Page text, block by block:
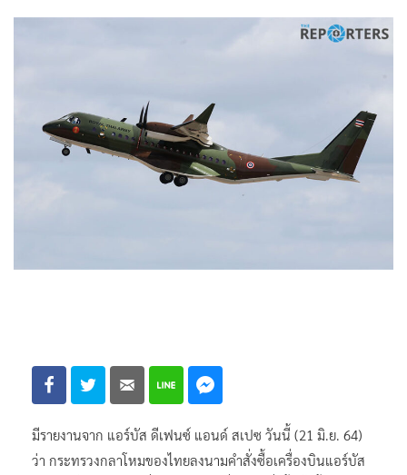
มีรายงานจาก แอร์บัส ดีเฟนซ์ แอนด์ สเปซ วันนี้ (21 มิ.ย. 64)
ว่า กระทรวงกลาโหมของไทยลงนามคำสั่งซื้อเครื่องบินแอร์บัส